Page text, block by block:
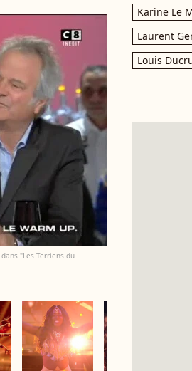
"Les Terriens du
Karine Le
Laurent
Louis